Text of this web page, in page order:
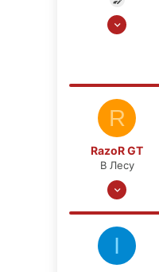
27 Окт 2015
R
RazoR GT
В Лесу
30 Мар 2014
I